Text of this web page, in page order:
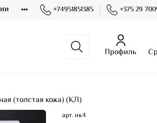
+74951851385 +375 29
Профиль
(толстая кожа) (КЛ)
арт.нк4